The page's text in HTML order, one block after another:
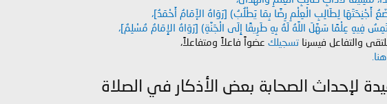
أَجْنِحَتَهَا لِطَالِبِ الْعِلْمِ رِضًا بِمَا يَطْلُبُ) [رَوَاهُ الإَمَامُ أَحْمَدُ]،
فِيهِ عِلْمًا سَهَّلَ اللَّهُ لَهُ بِهِ طَرِيقًا إِلَى الْجَنَّةِ) [رَوَاهُ الإِمَامُ مُسْلِمٌ]،
والتفاعل فيسرنا تسجيلك عضواً فاعلاً ومتفاعلاً،
لإحداث الصحابة بعض الأذكار في الصلاة